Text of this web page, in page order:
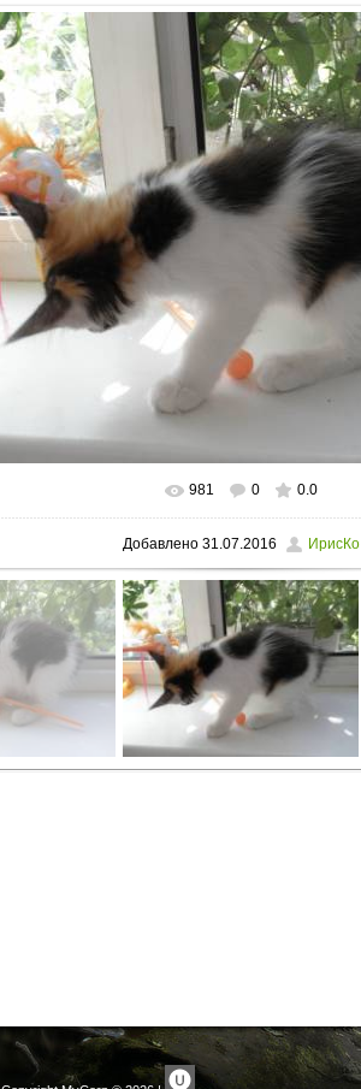
В реальном размере 1024x768
981 0 0.0
Добавлено31.07.2016 ИрисКо